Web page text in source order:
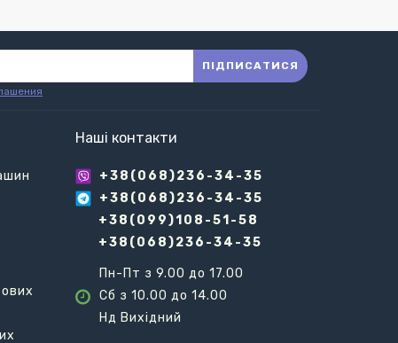
ПІДПИСАТИСЯ
Наші контакти
+38(068)236-34-35
+38(068)236-34-35
+38(099)108-51-58
+38(068)236-34-35
Пн-Пт з 9.00 до 17.00
Сб з 10.00 до 14.00
Нд Вихідний